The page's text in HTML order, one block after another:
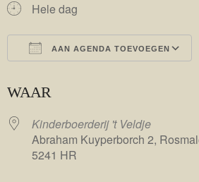
Hele dag
AAN AGENDA TOEVOEGEN
WAAR
Kinderboerderij 't Veldje
Abraham Kuyperborch 2,
5241 HR